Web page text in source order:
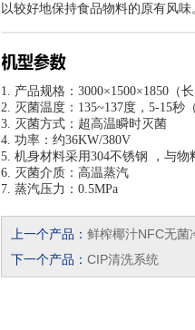
以较好地保持食品物料的原有风
1. 产品规格：3000×1500×1850（
2. 灭菌温度：135~137度，5-15秒
3. 灭菌方式：超高温瞬时灭菌
4. 功率：约36KW/380V
5. 机身材料采用304不锈钢 ，与物
6. 灭菌介质：高温蒸汽
7. 蒸汽压力：0.5MPa
上一个产品： 鲜榨椰汁NFC无菌
下一个产品： CIP清洗系统